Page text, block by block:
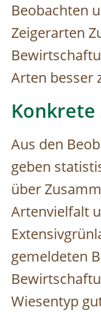
Beobachten
Zeigerarten
Arten besser
Aus den
geben
über
Artenvielfalt
gemeldeten
Wiesentyp